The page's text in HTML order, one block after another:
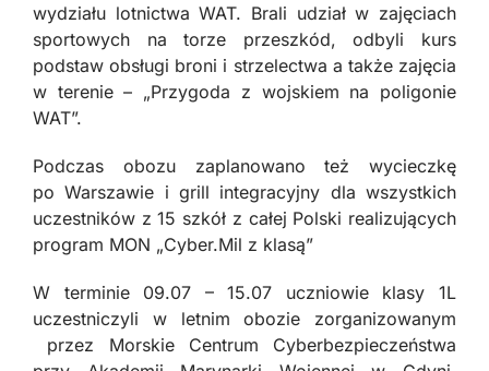
wydziału lotnictwa WAT. Brali udział w zajęciach
sportowych na torze przeszkód, odbyli kurs
podstaw obsługi broni i strzelectwa a także zajęcia
w terenie – „Przygoda z wojskiem na poligonie
WAT”.
Podczas obozu zaplanowano też wycieczkę
po Warszawie i grill integracyjny dla wszystkich
uczestników z 15 szkół z całej Polski realizujących
program MON „Cyber.Mil z klasą”
W terminie 09.07 – 15.07 uczniowie klasy 1L
uczestniczyli w letnim obozie zorganizowanym
przez Morskie Centrum Cyberbezpieczeństwa